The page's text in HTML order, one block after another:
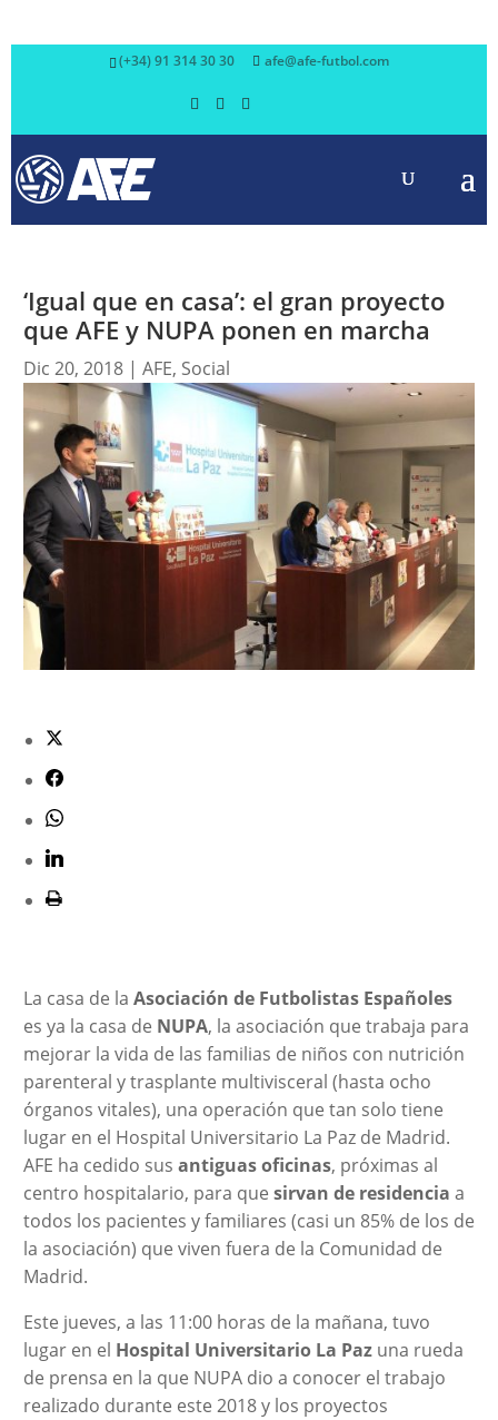
(+34) 91 314 30 30 afe@afe-futbol.com
‘Igual que en casa’: el gran proyecto
que AFE y NUPA ponen en marcha
Dic 20, 2018| AFE, Social
La casa de la Asociación de Futbolistas Españoles
es ya la casa de NUPA, la asociación que trabaja para
mejorar la vida de las familias de niños con nutrición
parenteral y trasplante multivisceral (hasta ocho
órganos vitales), una operación que tan solo tiene
lugar en el Hospital Universitario La Paz de Madrid.
AFE ha cedido sus antiguas oficinas, próximas al
centro hospitalario, para que sirvan de residencia a
todos los pacientes y familiares (casi un 85% de los de
la asociación) que viven fuera de la Comunidad de
Madrid.
Este jueves, a las 11:00 horas de la mañana, tuvo
lugar en el Hospital Universitario La Pazuna rueda
de prensa en la que NUPA dio a conocer el trabajo
realizado durante este 2018 y los proyectos